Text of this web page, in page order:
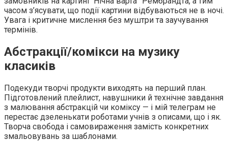
часом з’ясувати, що події картини відбуваються не в ночі.
Увага і критичне мислення без муштри та заучування
термінів.
Абстракції/комікси на музику
класиків
Подекуди творчі продукти виходять на перший план.
Підготовлений плейлист, навушники й технічне завдання
з малювання абстракцій чи коміксу — і мій телеграм не
перестає дзеленькати роботами учнів з описами, що і як.
Творча свобода і самовираження замість конкретних
змальовувань за шаблонами.